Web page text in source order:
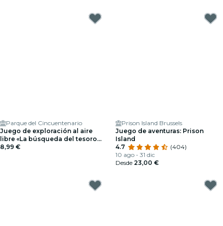
Parque del Cincuentenario
Juego de exploración al aire
libre «La búsqueda del tesoro
del Holandés» en Bruselas
8,99 €
Prison Island Brussels
Juego de aventuras: Prison
Island
4.7
(404)
10 ago - 31 dic
Desde 23,00 €